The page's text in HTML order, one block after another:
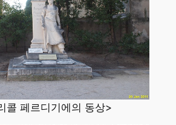
콜 페르디기에의 동상>